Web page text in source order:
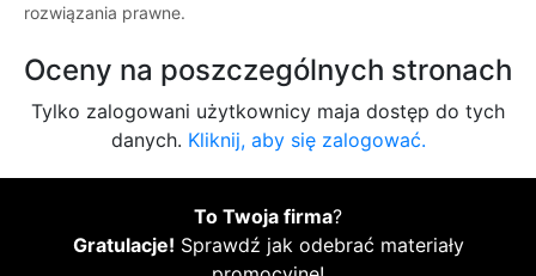
rozwiązania prawne.
Oceny na poszczególnych stronach
Tylko zalogowani użytkownicy maja dostęp do tych
danych. Kliknij, aby się zalogować.
To Twoja firma?
Gratulacje! Sprawdź jak odebrać materiały